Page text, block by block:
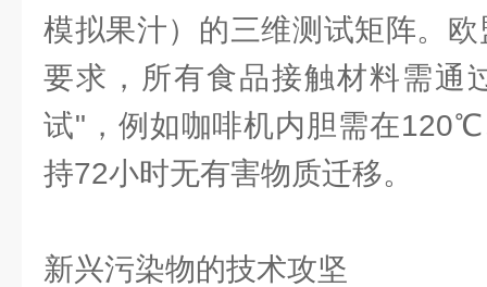
模拟果汁）的三维测试矩阵。
要求，所有食品接触材料需通
试"，例如咖啡机内胆需在
持72小时无有害物质迁移。
新兴污染物的技术攻坚